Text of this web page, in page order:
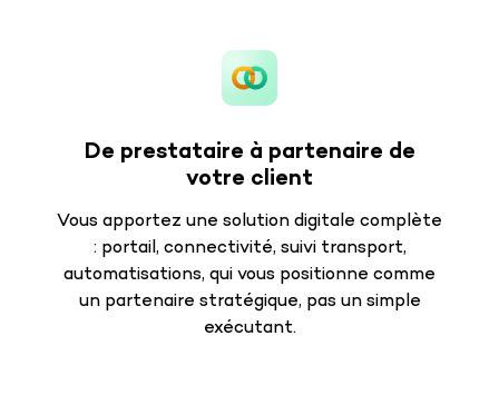
De prestataire à partenaire de
votre client
Vous apportez une solution digitale complète
: portail, connectivité, suivi transport,
automatisations, qui vous positionne comme
un partenaire stratégique, pas un simple
exécutant.